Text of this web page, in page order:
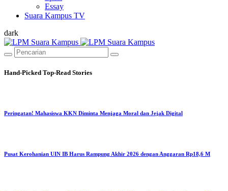
Essay
Suara Kampus TV
dark
Hand-Picked Top-Read Stories
Peringatan! Mahasiswa KKN Diminta Menjaga Moral dan Jejak Digital
Pusat Kerohanian UIN IB Harus Rampung Akhir 2026 dengan Anggaran Rp18,6 M